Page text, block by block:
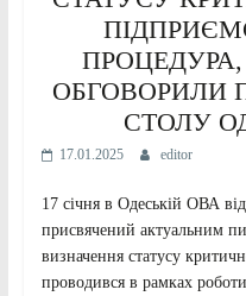
ОБГОВОРИЛИ
СТОЛУ
17.01.2025 editor
17 січня в Одеській ОВА
присвячений актуальним
визначення статусу
проводився в рамках